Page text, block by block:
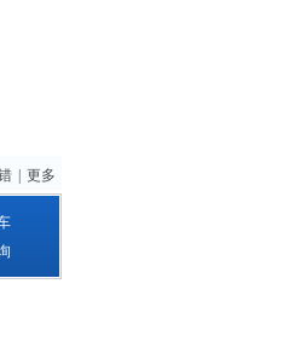
更多